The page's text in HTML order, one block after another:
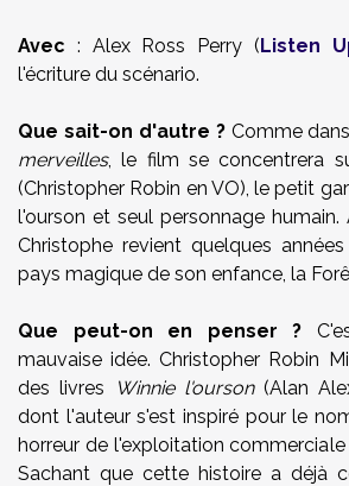
Avec : Alex Ross Perry (Listen
l'écriture du scénario.
Que sait-on d'autre ?Comme
merveilles, le film se concentrera
(Christopher Robin en VO), le petit
l'ourson et seul personnage humain.
Christophe revient quelques
pays magique de son enfance, la
Que peut-on en penser ?
mauvaise idée. Christopher Robin
des livres
Winnie l'ourson(Alan
dont l'auteur s'est inspiré pour le
horreur de l'exploitation commerciale
Sachant que cette histoire a déjà